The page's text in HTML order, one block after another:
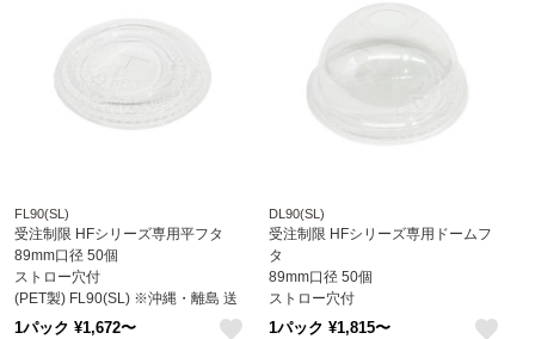
FL90(SL)
受注制限 HFシリーズ専用平フタ
89mm口径 50個
ストロー穴付
(PET製) FL90(SL) ※沖縄・離島 送
料別途 (赤松化成)
1パック ¥1,672〜
DL90(SL)
受注制限 HFシリーズ専用ドームフ
タ
89mm口径 50個
ストロー穴付
(PET製) DL90(SL) ※沖縄・離島 送
1パック ¥1,815〜